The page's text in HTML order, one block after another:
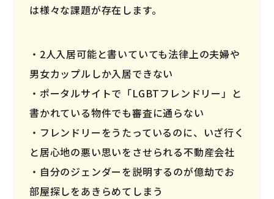
は様々な課題が存在します。
2人入居可能と書いていても法律上の夫婦や
男女カップルしか入居できない
ポータルサイトで「LGBTフレンドリー」と
書かれている物件でも審査に通らない
フレンドリーをうたっているのに、いざ行く
と居心地の悪い思いをさせられる不動産会社
自分のジェンダーを説明するのが億劫でお
部屋探しをあきらめてしまう